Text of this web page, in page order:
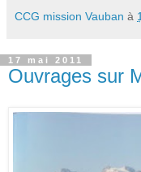
CCG mission Vauban à
17 mai 2011
Ouvrages sur